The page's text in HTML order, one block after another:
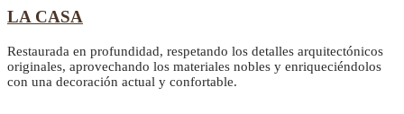
LA CASA
Restaurada en profundidad, respetando los detalles arquitectónicos
originales, aprovechando los materiales nobles y enriqueciéndolos
con una decoración actual y confortable.